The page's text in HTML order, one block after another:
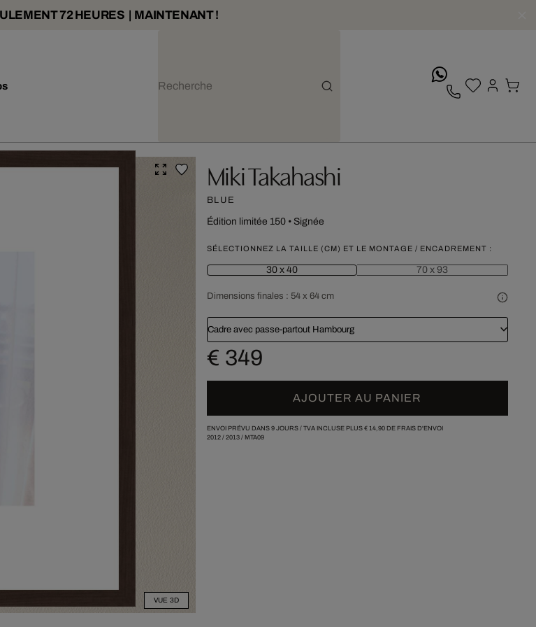
72 HEURES | MAINTENANT !
VUE 3D
Miki Takahashi
BLUE
Édition limitée 150• Signée
SÉLECTIONNEZ LA TAILLE (CM) ET LE MONTAGE / ENCADREMENT :
30 x 40 70 x 93
Dimensions finales : 54 x 64 cm
Cadre avec passe-partout Hambourg
€ 349
AJOUTER AU PANIER
ENVOI PRÉVU DANS 9 JOURS / TVA INCLUSE PLUS € 14,90DE FRAIS D'ENVOI
2012/ 2013/ MTA09